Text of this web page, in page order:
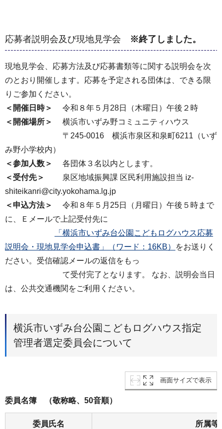
応募者説明会及び現地見学会 ※終了しました。
現地⾒学会、応募⽅法及び応募書類等に関する説明会を次
のとおり開催します。応募を予定される団体は、できる限
りご参加ください。
＜開催⽇時＞
令和８年５⽉28⽇（木曜⽇）午後２時
＜開催場所＞
横浜市いずみ野コミュニティハウス
〒245-0016 横浜市泉区和泉町6211（いず
み野小学校内）
＜参加⼈数＞
各団体３名以内とします。
＜受付先＞
泉区地域振興課 区⺠利⽤施設担当 iz-
shiteikanri@city.yokohama.lg.jp
＜申込⽅法＞
令和８年５⽉25⽇（月曜⽇）午後５時まで
に、Ｅメールで上記受付先に
「横浜市いずみ台公園こどもログハウス応募
説明会・現地見学会申込書」（ワード：16KB）
をお送りく
ださい。受信確認メールの返信をもっ
て受付完了となります。 なお、説明会当⽇
は、公共交通機関をご利⽤ください。
横浜市いずみ台公園こどもログハウス指定
管理者選定委員会について
画面サイズで表示
委員名簿 （敬称略、50音順）
委員氏名 所属等